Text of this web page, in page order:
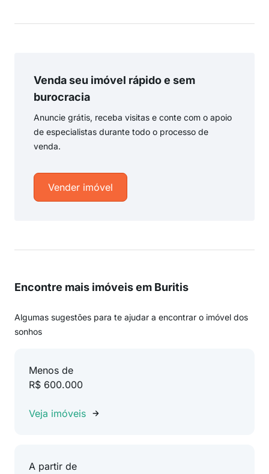
Venda seu imóvel rápido e sem
burocracia
Anuncie grátis, receba visitas e conte com o apoio
de especialistas durante todo o processo de
venda.
Vender imóvel
Encontre mais imóveis em Buritis
Algumas sugestões para te ajudar a encontrar o imóvel dos
sonhos
Menos de
R$ 600.000
Veja imóveis
A partir de